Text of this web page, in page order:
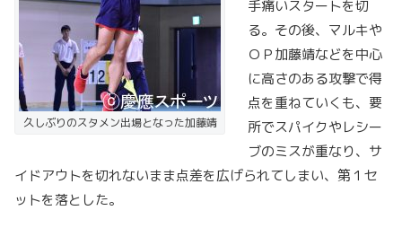
久しぶりのスタメン出場となった加藤靖
手痛いスタートを切
る。その後、マルキや
ＯＰ加藤靖などを中心
に高さのある攻撃で得
点を重ねていくも、要
所でスパイクやレシー
ブのミスが重なり、サ
イドアウトを切れないまま点差を広げられてしまい、第１セ
ットを落とした。